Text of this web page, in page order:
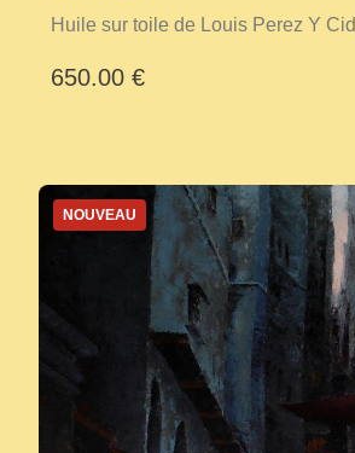
Huile sur toile de Louis Perez Y Cid
650.00 €
NOUVEAU